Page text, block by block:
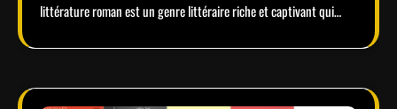
littérature roman est un genre littéraire riche et captivant qui…